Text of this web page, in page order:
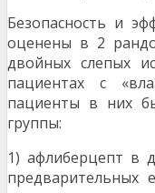
Безопасность и
оценены в 2
двойных слепых
пациентах с
пациенты в них
группы:
1) афлиберцепт в
предварительных